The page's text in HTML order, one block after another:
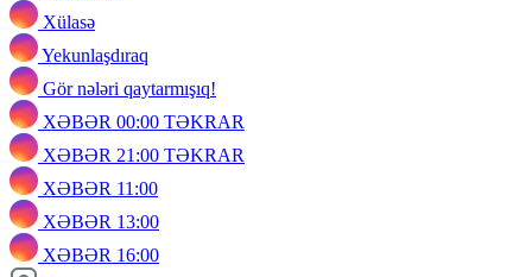
Xülasə
Yekunlaşdıraq
Gör nələri qaytarmışıq!
XƏBƏR 00:00 TƏKRAR
XƏBƏR 21:00 TƏKRAR
XƏBƏR 11:00
XƏBƏR 13:00
XƏBƏR 16:00